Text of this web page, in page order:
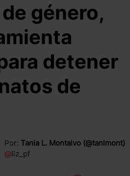
género,
detener
de
Por: Tania L. Montalvo (@tanlmont)
@liz_pf